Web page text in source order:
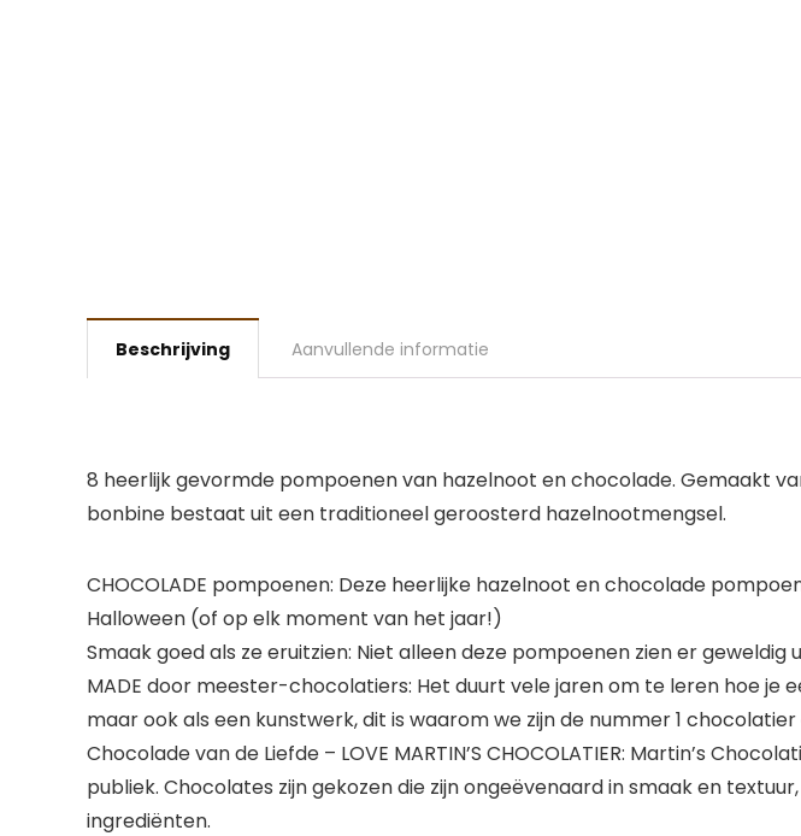
Beschrijving Aanvullende informatie
8 heerlijk gevormde pompoenen van hazelnoot en chocolade. Gemaakt
bonbine bestaat uit een traditioneel geroosterd hazelnootmengsel.
CHOCOLADE pompoenen: Deze heerlijke hazelnoot en chocolade
Halloween (of op elk moment van het jaar!)
Smaak goed als ze eruitzien: Niet alleen deze pompoenen zien er
MADE door meester-chocolatiers: Het duurt vele jaren om te leren hoe
maar ook als een kunstwerk, dit is waarom we zijn de nummer 1 chocolatier
Chocolade van de Liefde – LOVE MARTIN’S CHOCOLATIER: Martin’s
publiek. Chocolates zijn gekozen die zijn ongeëvenaard in smaak en
ingrediënten.